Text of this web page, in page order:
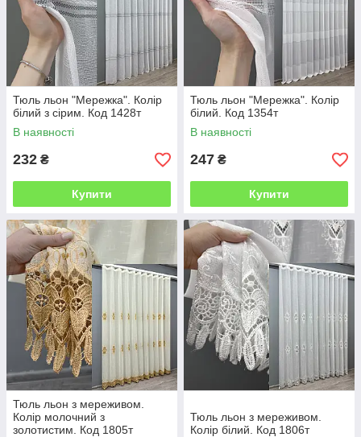
Тюль льон "Мережка". Колір
білий з сірим. Код 1428т
В наявності
232 ₴
Купити
Тюль льон "Мережка". Колір
білий. Код 1354т
В наявності
247 ₴
Купити
Тюль льон з мереживом.
Колір молочний з
золотистим. Код 1805т
Тюль льон з мереживом.
Колір білий. Код 1806т